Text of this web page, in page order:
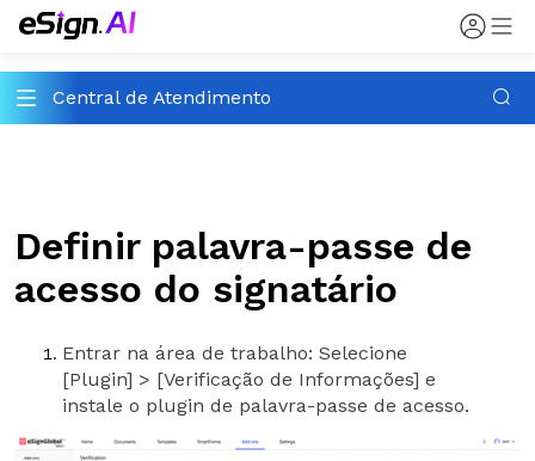
Central de Atendimento
Definir palavra-passe de
acesso do signatário
Entrar na área de trabalho: Selecione
[Plugin] > [Verificação de Informações] e
instale o plugin de palavra-passe de acesso.